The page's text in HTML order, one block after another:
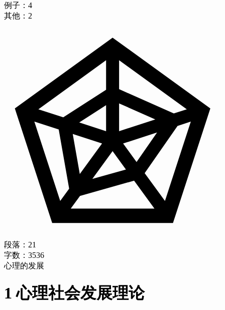
例子： 4
其他： 2
段落： 21
字数： 3536
心理的发展
1 心理社会发展理论